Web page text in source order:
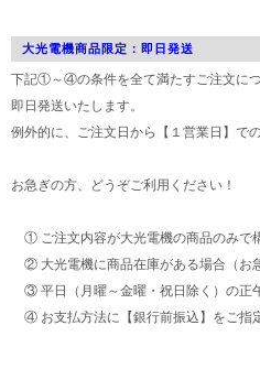
大光電機商品限定：即日発送
下記①～④の条件を全て満たすご注文につ
即日発送いたします。
例外的に、ご注文日から【１営業日】で
お急ぎの方、どうぞご利用ください！
① ご注文内容が大光電機の商品のみで
② 大光電機に商品在庫がある場合（お
③ 平日（月曜～金曜・祝日除く）の正
④ お支払方法に【銀行前振込】をご指